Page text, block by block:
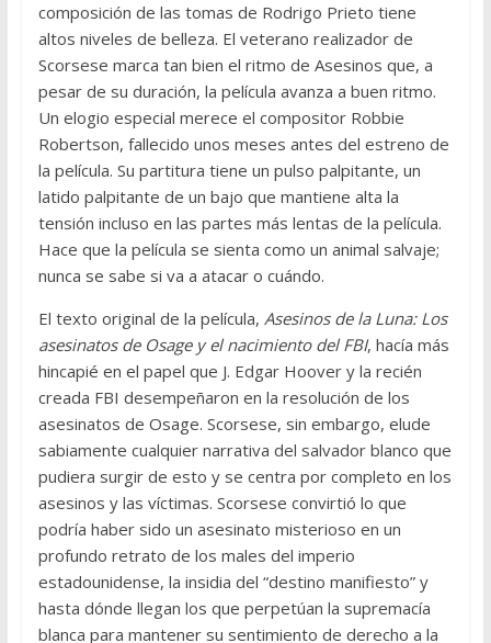
composición de las tomas de Rodrigo Prieto tiene
altos niveles de belleza. El veterano realizador de
Scorsese marca tan bien el ritmo de Asesinos que, a
pesar de su duración, la película avanza a buen ritmo.
Un elogio especial merece el compositor Robbie
Robertson, fallecido unos meses antes del estreno de
la película. Su partitura tiene un pulso palpitante, un
latido palpitante de un bajo que mantiene alta la
tensión incluso en las partes más lentas de la película.
Hace que la película se sienta como un animal salvaje;
nunca se sabe si va a atacar o cuándo.
El texto original de la película, Asesinos de la Luna: Los
asesinatos de Osage y el nacimiento del FBI, hacía más
hincapié en el papel que J. Edgar Hoover y la recién
creada FBI desempeñaron en la resolución de los
asesinatos de Osage. Scorsese, sin embargo, elude
sabiamente cualquier narrativa del salvador blanco que
pudiera surgir de esto y se centra por completo en los
asesinos y las víctimas. Scorsese convirtió lo que
podría haber sido un asesinato misterioso en un
profundo retrato de los males del imperio
estadounidense, la insidia del “destino manifiesto” y
hasta dónde llegan los que perpetúan la supremacía
blanca para mantener su sentimiento de derecho a la